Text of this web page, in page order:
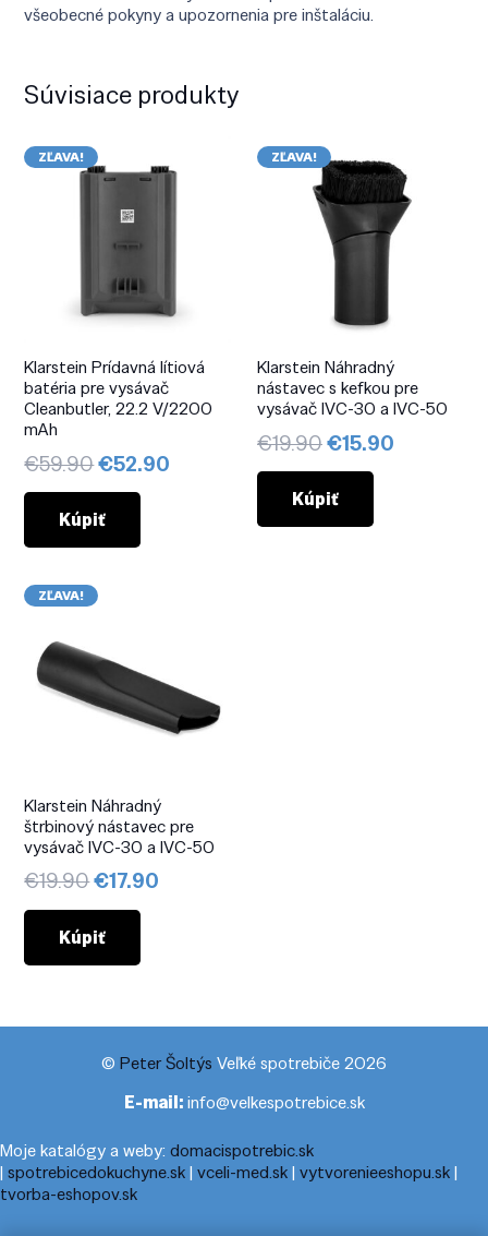
všeobecné pokyny a upozornenia pre inštaláciu.
Súvisiace produkty
ZĽAVA!
Klarstein Prídavná lítiová
batéria pre vysávač
Cleanbutler, 22.2 V/2200
mAh
€59.90Pôvodná
cena
bola:
€59.90.
€52.90
Kúpiť
ZĽAVA!
Klarstein Náhradný
nástavec s kefkou pre
vysávač IVC-30 a IVC-50
€19.90Pôvodná
cena
bola:
€19.90.
€15.90
Kúpiť
ZĽAVA!
Klarstein Náhradný
štrbinový nástavec pre
vysávač IVC-30 a IVC-50
€19.90Pôvodná
cena
bola:
€19.90.
€17.90
Kúpiť
© Peter Šoltýs Veľké spotrebiče 2026
E-mail:info@velkespotrebice.sk
Moje katalógy a weby: domacispotrebic.sk
| spotrebicedokuchyne.sk| vceli-med.sk| vytvorenieeshopu.sk|
tvorba-eshopov.sk